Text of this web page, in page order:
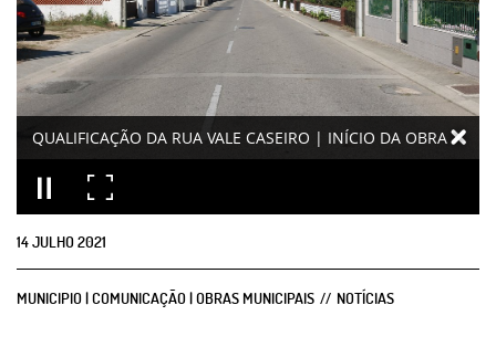
QUALIFICAÇÃO DA RUA VALE CASEIRO | INÍCIO DA OBRA
14JULHO2021
MUNICIPIO | COMUNICAÇÃO | OBRAS MUNICIPAIS NOTÍCIAS